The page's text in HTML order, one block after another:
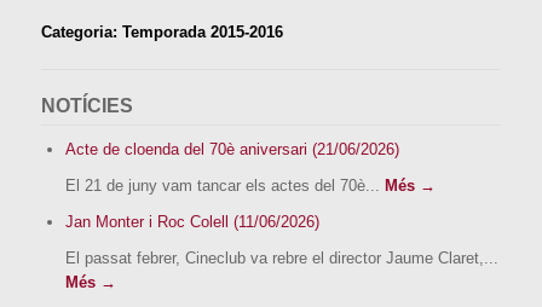
Categoria: Temporada 2015-2016
NOTÍCIES
Acte de cloenda del 70è aniversari (21/06/2026)
El 21 de juny vam tancar els actes del 70è...
Més →
Jan Monter i Roc Colell (11/06/2026)
El passat febrer, Cineclub va rebre el director Jaume Claret,...
Més →